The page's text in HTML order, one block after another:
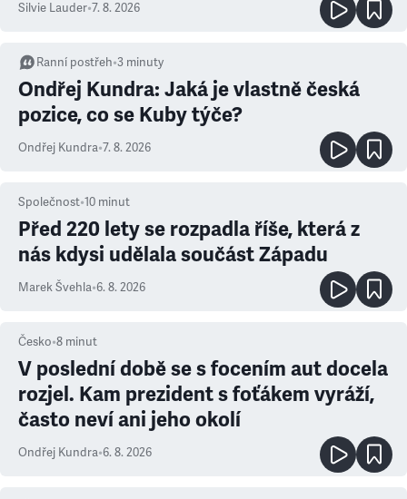
Silvie Lauder•7. 8. 2026
Ranní postřeh•3 minuty
Ondřej Kundra: Jaká je vlastně česká
pozice, co se Kuby týče?
Ondřej Kundra•7. 8. 2026
Společnost•10 minut
Před 220 lety se rozpadla říše, která z
nás kdysi udělala součást Západu
Marek Švehla•6. 8. 2026
Česko•8 minut
V poslední době se s focením aut docela
rozjel. Kam prezident s foťákem vyráží,
často neví ani jeho okolí
Ondřej Kundra•6. 8. 2026